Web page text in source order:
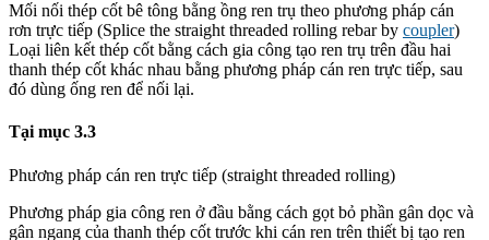
Mối nối thép cốt bê tông bằng ồng ren trụ theo phương pháp cán
rơn trực tiếp (Splice the straight threaded rolling rebar by coupler)
Loại liên kết thép cốt bằng cách gia công tạo ren trụ trên đầu hai
thanh thép cốt khác nhau bằng phương pháp cán ren trực tiếp, sau
đó dùng ống ren để nối lại.
Tại mục 3.3
Phương pháp cán ren trực tiếp (straight threaded rolling)
Phương pháp gia công ren ở đầu bằng cách gọt bỏ phần gân dọc và
gân ngang của thanh thép cốt trước khi cán ren trên thiết bị tạo ren